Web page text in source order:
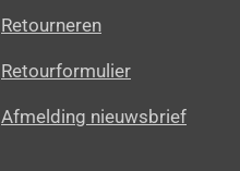
Retourneren
Retourformulier
Afmelding nieuwsbrief